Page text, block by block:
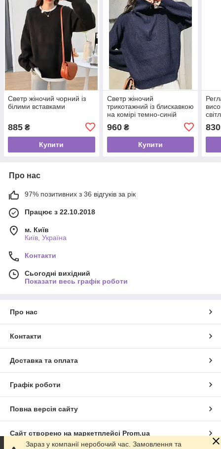
Светр жіночий чорний із
білими вставками
885 ₴
Купити
Светр жіночий
трикотажний із блискавкою
на комірі темно-синій
960₴
Купити
830
Про нас
97% позитивних з 36 відгуків за рік
Працює з 22.10.2018
м. Київ
Київ, Україна
Контакти
Сьогодні вихідний
Показати весь графік роботи
Про нас
Контакти
Доставка та оплата
Графік роботи
Повна версія сайту
Сайт створено на маркетплейсі Prom.ua
Зараз у компанії неробочий час. Замовлення та